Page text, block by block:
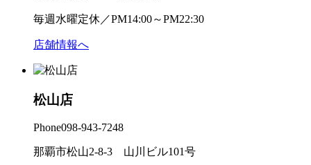
毎週水曜定休／PM14:00～PM22:30
店舗情報へ
松山店
Phone098-943-7248
那覇市松山2-8-3 山川ビル101号